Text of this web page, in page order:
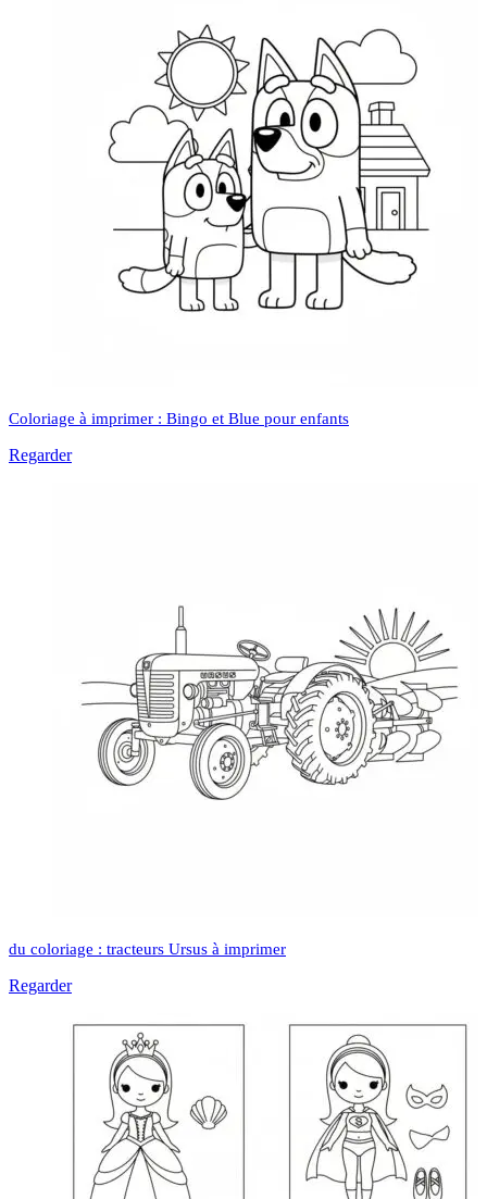
Coloriage à imprimer : Bingo et Blue pour enfants
Regarder
du coloriage : tracteurs Ursus à imprimer
Regarder